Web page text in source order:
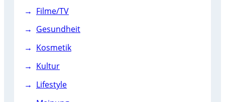
Filme/TV
Gesundheit
Kosmetik
Kultur
Lifestyle